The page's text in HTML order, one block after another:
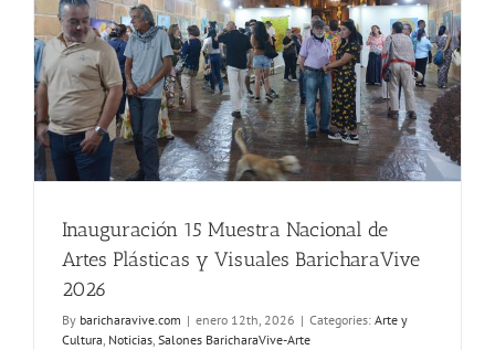
Inauguración 15 Muestra Nacional de
Artes Plásticas y Visuales BaricharaVive
2026
By baricharavive.com | enero 12th, 2026 | Categories: Arte y
Cultura, Noticias, Salones BaricharaVive-Arte